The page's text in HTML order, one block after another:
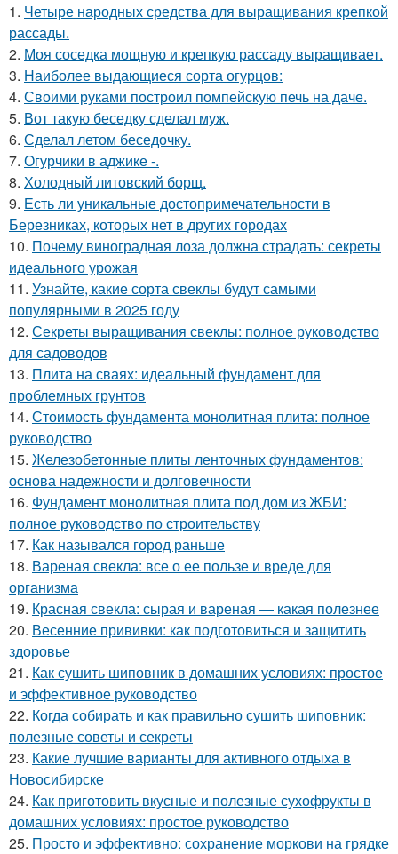
1. Четыре народных средства для выращивания крепкой
рассады.
2. Моя соседка мощную и крепкую рассаду выращивает.
3. Наиболее выдающиеся сорта огурцов:
4. Своими руками построил помпейскую печь на даче.
5. Вот такую беседку сделал муж.
6. Сделал летом беседочку.
7. Огурчики в аджике -.
8. Холодный литовский борщ.
9. Есть ли уникальные достопримечательности в
Березниках, которых нет в других городах
10. Почему виноградная лоза должна страдать: секреты
идеального урожая
11. Узнайте, какие сорта свеклы будут самыми
популярными в 2025 году
12. Секреты выращивания свеклы: полное руководство
для садоводов
13. Плита на сваях: идеальный фундамент для
проблемных грунтов
14. Стоимость фундамента монолитная плита: полное
руководство
15. Железобетонные плиты ленточных фундаментов:
основа надежности и долговечности
16. Фундамент монолитная плита под дом из ЖБИ:
полное руководство по строительству
17. Как назывался город раньше
18. Вареная свекла: все о ее пользе и вреде для
организма
19. Красная свекла: сырая и вареная — какая полезнее
20. Весенние прививки: как подготовиться и защитить
здоровье
21. Как сушить шиповник в домашних условиях: простое
и эффективное руководство
22. Когда собирать и как правильно сушить шиповник:
полезные советы и секреты
23. Какие лучшие варианты для активного отдыха в
Новосибирске
24. Как приготовить вкусные и полезные сухофрукты в
домашних условиях: простое руководство
25. Просто и эффективно: сохранение моркови на грядке